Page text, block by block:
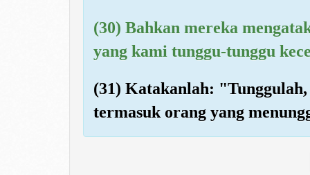
(30) Bahkan mereka
yang kami tunggu-tunggu
(31) Katakanlah: "Tunggulah,
termasuk orang yang